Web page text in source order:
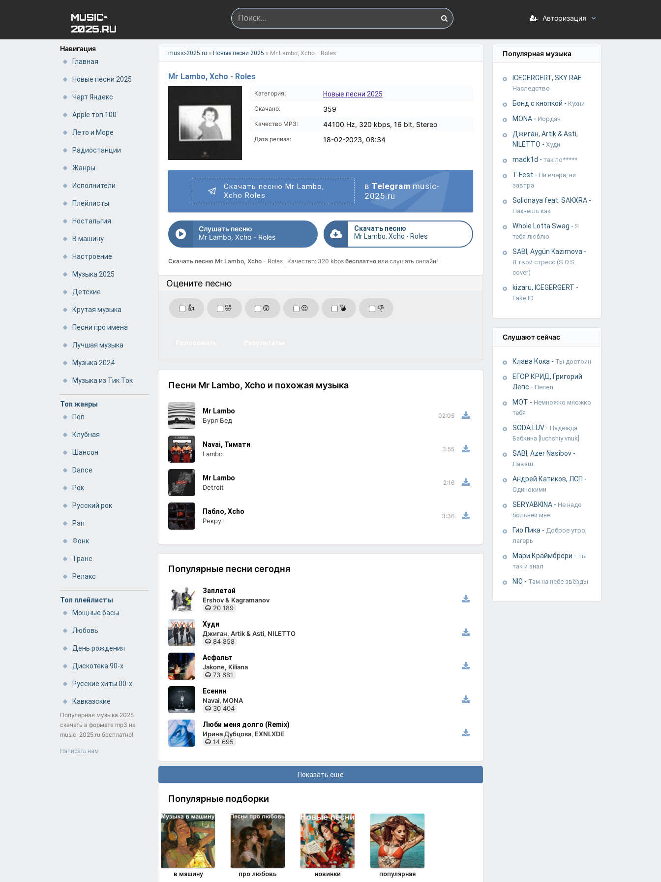
MUSIC-
2025.RU
Авторизация
Навигация
Главная
Новые песни 2025
Чарт Яндекс
Apple топ 100
Лето и Море
Радиостанции
Жанры
Исполнители
Плейлисты
Ностальгия
В машину
Настроение
Музыка 2025
Детские
Крутая музыка
Песни про имена
Лучшая музыка
Музыка 2024
Музыка из Тик Ток
Топ жанры
Поп
Клубная
Шансон
Dance
Рок
Русский рок
Рэп
Фонк
Транс
Релакс
Топ плейлисты
Мощные басы
Любовь
День рождения
Дискотека 90-х
Русские хиты 00-х
Кавказские
Популярная музыка 2025
скачать в формате mp3 на
music-2025.ru бесплатно!
Написать нам
music-2025.ru » Новые песни 2025 » Mr Lambo, Xcho - Roles
Mr Lambo, Xcho - Roles
Категория: Новые песни 2025
Скачано: 359
Качество MP3: 44100 Hz, 320 kbps, 16 bit, Stereo
Дата релиза: 18-02-2023, 08:34
Скачать песню Mr Lambo,
Xcho Roles
в Telegram music-
2025.ru
Слушать песню
Mr Lambo, Xcho - Roles
Скачать песню
Mr Lambo, Xcho - Roles
Скачать песню Mr Lambo, Xcho - Roles , Качество: 320 kbps бесплатно или слушать онлайн!
Оцените песню
👍 🤣 😲 😔 💣 👎
Песни Mr Lambo, Xcho и похожая музыка
Mr Lambo
Буря Бед
02:05
Navai, Тимати
Lambo
3:55
Mr Lambo
Detroit
2:16
Пабло, Xcho
Рекрут
3:36
Популярные песни сегодня
Заплетай
Ershov & Kagramanov
20 189
Худи
Джиган, Artik & Asti, NILETTO
84 858
Асфальт
Jakone, Kiliana
73 681
Есенин
Navai, MONA
30 404
Люби меня долго (Remix)
Ирина Дубцова, EXNLXDE
14 695
Показать ещё
Популярные подборки
в машину про любовь новинки популярная
Популярная музыка
ICEGERGERT, SKY RAE -
Наследство
Бонд с кнопкой - Кухни
MONA - Иордан
Джиган, Artik & Asti,
NILETTO - Худи
madk1d - так по*****
T-Fest - Ни вчера, ни
завтра
Solidnaya feat. SAKXRA -
Пахнешь как
Whole Lotta Swag - Я
тебя люблю
SABI, Aygün Kazımova -
Я твой стресс (S.O.S.
cover)
kizaru, ICEGERGERT -
Fake ID
Слушают сейчас
Клава Кока - Ты достоин
ЕГОР КРИД, Григорий
Лепс - Пепел
МОТ - Немножко множко
тебя
SODA LUV - Надежда
Бабкина [luchshiy vnuk]
SABI, Azer Nasibov -
Лаваш
Андрей Катиков, ЛСП -
Одинокими
SERYABKINA - Не надо
больней мне
Гио Пика - Доброе утро,
лагерь
Мари Краймбрери - Ты
так и знал
NЮ - Там на небе звёзды